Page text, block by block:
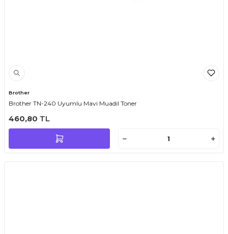
Brother
Brother TN-240 Uyumlu Mavi Muadil Toner
460,80 TL